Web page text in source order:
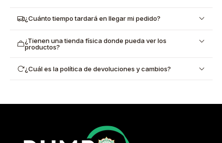
¿Cuánto tiempo tardará en llegar mi pedido?
¿Tienen una tienda física donde pueda ver los
productos?
¿Cuál es la política de devoluciones y cambios?